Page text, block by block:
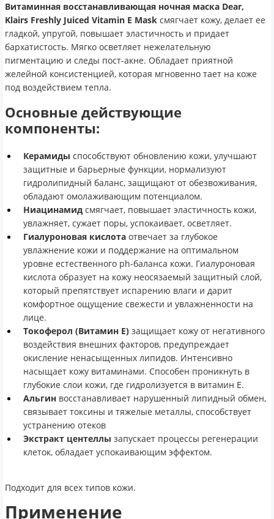
Витаминная восстанавливающая ночная маска Dear,
Klairs Freshly Juiced Vitamin E Mask смягчает кожу, делает ее
гладкой, упругой, повышает эластичность и придает
бархатистость. Мягко осветляет нежелательную
пигментацию и следы пост-акне. Обладает приятной
желейной консистенцией, которая мгновенно тает на коже
под воздействием тепла.
Основные действующие
компоненты:
Керамиды способствуют обновлению кожи, улучшают
защитные и барьерные функции, нормализуют
гидролипидный баланс, защищают от обезвоживания,
обладают омолаживающим потенциалом.
Ниацинамид смягчает, повышает эластичность кожи,
увлажняет, сужает поры, успокаивает, осветляет.
Гиалуроновая кислота отвечает за глубокое
увлажнение кожи и поддержание на оптимальном
уровне естественного ph-баланса кожи. Гиалуроновая
кислота образует на кожу неосязаемый защитный слой,
который препятствует испарению влаги и дарит
комфортное ощущение свежести и увлажненности на
лице.
Токоферол (Витамин Е) защищает кожу от негативного
воздействия внешних факторов, предупреждает
окисление ненасыщенных липидов. Интенсивно
насыщает кожу витаминами. Способен проникнуть в
глубокие слои кожи, где гидролизуется в витамин Е.
Альгин восстанавливает нарушенный липидный обмен,
связывает токсины и тяжелые металлы, способствует
устранению отеков
Экстракт центеллы запускает процессы регенерации
клеток, обладает успокаивающим эффектом.
Подходит для всех типов кожи.
Применение